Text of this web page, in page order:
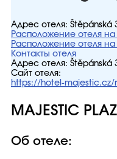
Адрес отеля: Štěpánská
Расположение отеля на
Расположение отеля на
Контакты отеля
Адрес отеля: Štěpánská
Сайт отеля:
https://hotel-majestic.cz/
MAJESTIC
Об отеле: